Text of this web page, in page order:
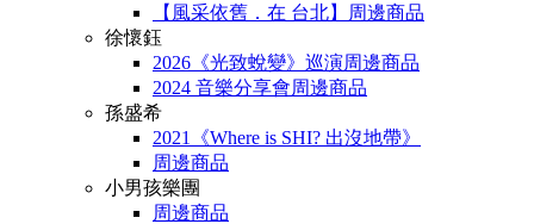
【風采依舊．在 台北】周邊商品
徐懷鈺
2026《光致蛻變》巡演周邊商品
2024 音樂分享會周邊商品
孫盛希
2021《Where is SHI? 出沒地帶》
周邊商品
小男孩樂團
周邊商品